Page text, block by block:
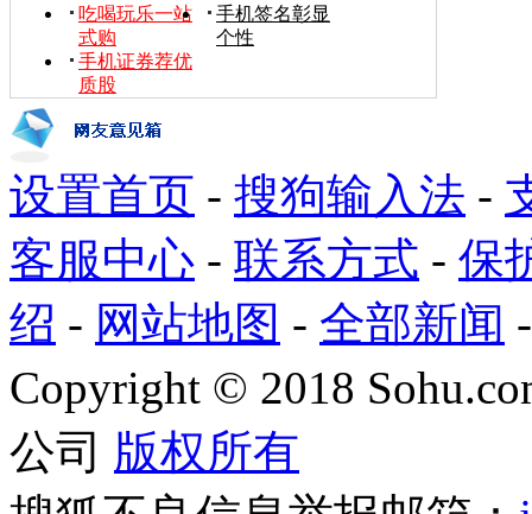
吃喝玩乐一站
式购
手机签名彰显
个性
手机证券荐优
质股
设置首页 - 搜狗输入法 -
客服中心 - 联系方式 - 保
绍 - 网站地图 - 全部新闻
Copyright © 2018
公司 版权所有